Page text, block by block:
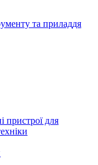
та приладдя
пристрої для